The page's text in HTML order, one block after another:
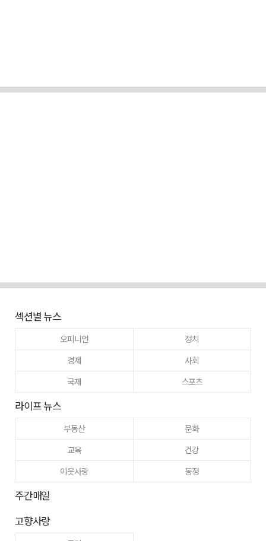
섹션별 뉴스
오피니언
정치
경제
사회
국제
스포츠
라이프 뉴스
부동산
문화
교육
건강
이웃사랑
동정
주간매일
고향사랑